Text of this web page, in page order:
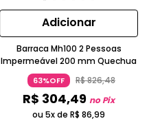
Adicionar
Barraca Mh100 2 Pessoas
Impermeável 200 mm Quechua
63%OFF R$826,48
R$ 304,49 no Pix
ou 5x de R$ 86,99